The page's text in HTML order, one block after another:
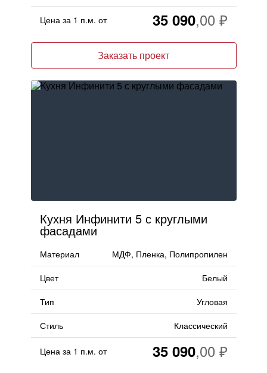
Цена за 1 п.м. от 35 090
Заказать проект
Кухня Инфинити 5 с круглыми
фасадами
Материал
МДФ, Пленка, Полипропилен
Цвет
Белый
Тип
Угловая
Стиль
Классический
Цена за 1 п.м. от 35 090